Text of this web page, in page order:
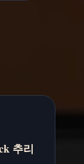
추리